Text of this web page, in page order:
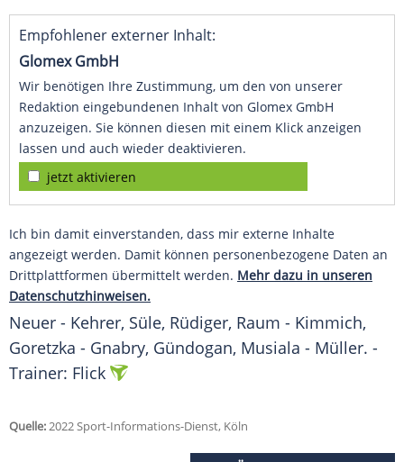
Empfohlener externer Inhalt:
Glomex GmbH
Wir benötigen Ihre Zustimmung, um den von unserer
Redaktion eingebundenen Inhalt von Glomex GmbH
anzuzeigen. Sie können diesen mit einem Klick anzeigen
lassen und auch wieder deaktivieren.
jetzt aktivieren
Ich bin damit einverstanden, dass mir externe Inhalte
angezeigt werden. Damit können personenbezogene Daten an
Drittplattformen übermittelt werden. Mehr dazu in unseren
Datenschutzhinweisen.
Neuer - Kehrer, Süle, Rüdiger, Raum - Kimmich,
Goretzka - Gnabry, Gündogan, Musiala - Müller. -
Trainer: Flick
Quelle:2022 Sport-Informations-Dienst, Köln